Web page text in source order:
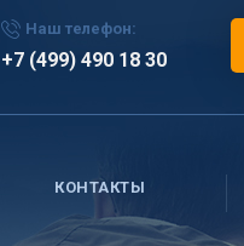
Наш телефон:
+7 (499) 490 18 30
КОНТАКТЫ